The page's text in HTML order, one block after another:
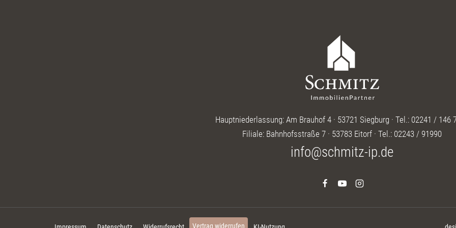
Hauptniederlassung: Am Brauhof 4 · 53721 Siegburg · Tel.: 02241 / 146
Filiale: Bahnhofsstraße 7 · 53783 Eitorf · Tel.: 02243 / 91990
info@schmitz-ip.de
Vertrag widerrufen